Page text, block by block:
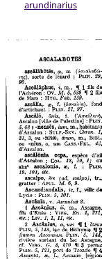
arundinarius